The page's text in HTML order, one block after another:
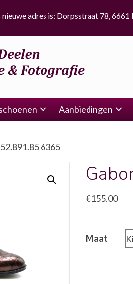
adres is: Dorpsstraat 78, 6661
Aanbiedingen
6365
€155.00
Maat